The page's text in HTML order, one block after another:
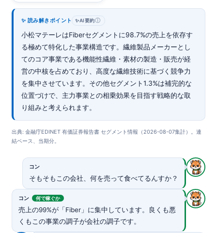
✨ 読み解きポイント ✨AI要約ⓘ
小松マテーレはFiberセグメントに98.7%の売上を依存す
る極めて特化した事業構造です。繊維製品メーカーとし
てのコア事業である機能性繊維・素材の製造・販売が経
営の中核を占めており、高度な繊維技術に基づく競争力
を集中させています。その他セグメント1.3%は補完的な
位置づけで、主力事業との相乗効果を目指す戦略的な取
り組みと考えられます。
出典: 金融庁EDINET 有価証券報告書 セグメント情報（2026-08-07集計）。連
結ベース、当期分。
コン
そもそもこの会社、何を売って食べてるんすか？
コン 何で稼ぐか
売上の99%が「Fiber」に集中しています。良くも悪
くもこの事業の調子が会社の調子です。